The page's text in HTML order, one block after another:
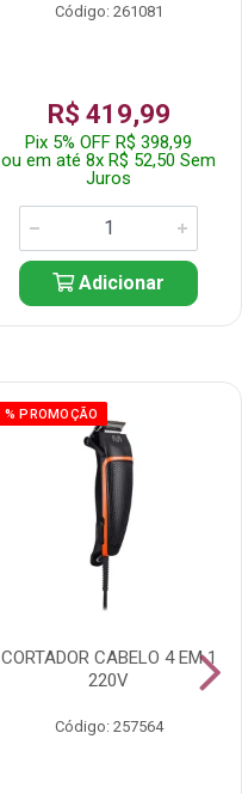
Código: 261081
R$ 419,99
Pix 5% OFF R$ 398,99
ou em até 8x R$ 52,50 Sem
Juros
Adicionar
% PROMOÇÃO
CORTADOR CABELO 4 EM 1
220V
Código: 257564